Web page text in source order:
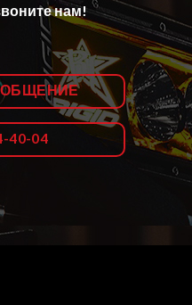
нам!
40-04